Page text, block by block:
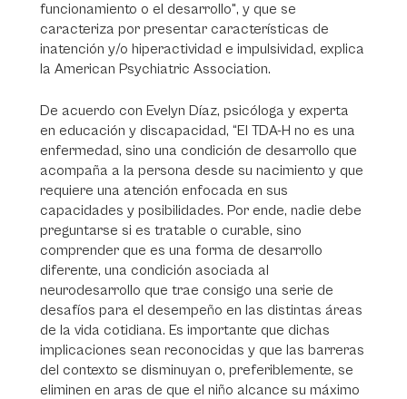
funcionamiento o el desarrollo", y que se
caracteriza por presentar características de
inatención y/o hiperactividad e impulsividad, explica
la American Psychiatric Association.
De acuerdo con Evelyn Díaz, psicóloga y experta
en educación y discapacidad, “El TDA-H no es una
enfermedad, sino una condición de desarrollo que
acompaña a la persona desde su nacimiento y que
requiere una atención enfocada en sus
capacidades y posibilidades. Por ende, nadie debe
preguntarse si es tratable o curable, sino
comprender que es una forma de desarrollo
diferente, una condición asociada al
neurodesarrollo que trae consigo una serie de
desafíos para el desempeño en las distintas áreas
de la vida cotidiana. Es importante que dichas
implicaciones sean reconocidas y que las barreras
del contexto se disminuyan o, preferiblemente, se
eliminen en aras de que el niño alcance su máximo